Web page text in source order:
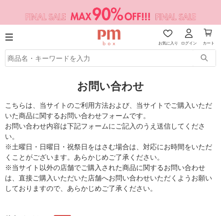
お気に入り ログイン カート
お問い合わせ
こちらは、当サイトのご利用方法および、当サイトでご購入いただ
いた商品に関するお問い合わせフォームです。
お問い合わせ内容は下記フォームにご記入のうえ送信してくださ
い。
※土曜日・日曜日・祝祭日をはさむ場合は、対応にお時間をいただ
くことがございます。あらかじめご了承ください。
※当サイト以外の店舗でご購入された商品に関するお問い合わせ
は、直接ご購入いただいた店舗へお問い合わせいただくようお願い
しておりますので、あらかじめご了承ください。